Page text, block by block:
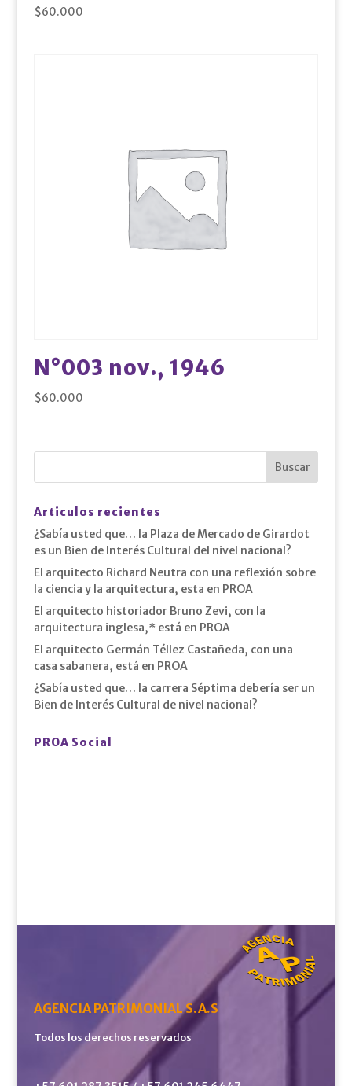
$60.000
N°003 nov., 1946
$60.000
Articulos recientes
¿Sabía usted que… la Plaza de Mercado de Girardot
es un Bien de Interés Cultural del nivel nacional?
El arquitecto Richard Neutra con una reflexión sobre
la ciencia y la arquitectura, esta en PROA
El arquitecto historiador Bruno Zevi, con la
arquitectura inglesa,* está en PROA
El arquitecto Germán Téllez Castañeda, con una
casa sabanera, está en PROA
¿Sabía usted que… la carrera Séptima debería ser un
Bien de Interés Cultural de nivel nacional?
PROA Social
AGENCIA PATRIMONIAL S.A.S
Todos los derechos reservados